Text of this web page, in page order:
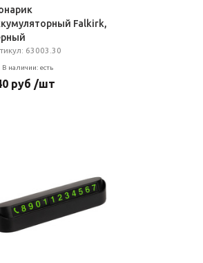
Falkirk,
63003.30
В наличии: есть
руб /шт